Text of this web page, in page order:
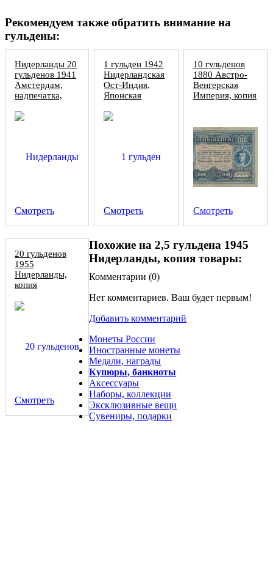
Рекомендуем также обратить внимание на
гульдены:
Нидерланды 20
гульденов 1941
Амстердам,
надпечатка,
Смотреть
1 гульден 1942
Нидерландская
Ост-Индия,
Японская
копия
Смотреть
10 гульденов
1880 Австро-
Венгерская
Империя, копия
Смотреть
20 гульденов
1955
Нидерланды,
копия
Смотреть
Похожие на 2,5 гульдена 1945
Нидерланды, копия товары:
Комментарии (0)
Нет комментариев. Ваш будет первым!
Добавить комментарий
Монеты России
Иностранные монеты
Медали, награды
Купюры, банкноты
Аксессуары
Наборы, коллекции
Эксклюзивные вещи
Сувениры, подарки